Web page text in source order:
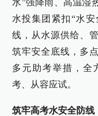
水”强降雨、高温湿
水投集团紧扣“水
线，从水源供给、
筑牢安全底线，多
多元助考举措，全
考、从容应试。
筑牢高考水安全防线